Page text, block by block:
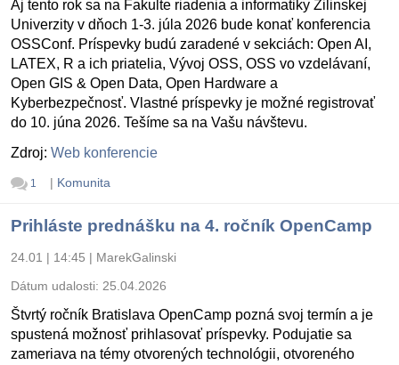
Aj tento rok sa na Fakulte riadenia a informatiky Žilinskej
Univerzity v dňoch 1-3. júla 2026 bude konať konferencia
OSSConf. Príspevky budú zaradené v sekciách: Open AI,
LATEX, R a ich priatelia, Vývoj OSS, OSS vo vzdelávaní,
Open GIS & Open Data, Open Hardware a
Kyberbezpečnosť. Vlastné príspevky je možné registrovať
do 10. júna 2026. Tešíme sa na Vašu návštevu.
Zdroj: Web konferencie
1 | Komunita
Prihláste prednášku na 4. ročník OpenCamp
24.01 | 14:45 | MarekGalinski
Dátum udalosti: 25.04.2026
Štvrtý ročník Bratislava OpenCamp pozná svoj termín a je
spustená možnosť prihlasovať príspevky. Podujatie sa
zameriava na témy otvorených technológii, otvoreného